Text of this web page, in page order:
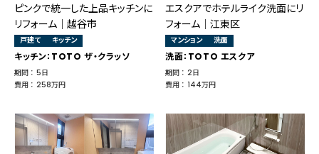
ピンクで統一した上品キッチンに
リフォーム｜越谷市
戸建て キッチン
キッチン：TOTO ザ・クラッソ
期間 ： 5日
費用 ： 258万円
エスクアでホテルライク洗面にリ
フォーム｜江東区
マンション 洗面
洗面：TOTO エスクア
期間 ： 2日
費用 ： 144万円